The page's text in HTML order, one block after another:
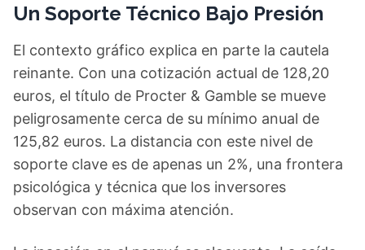
Un Soporte Técnico Bajo Presión
El contexto gráfico explica en parte la cautela
reinante. Con una cotización actual de 128,20
euros, el título de Procter & Gamble se mueve
peligrosamente cerca de su mínimo anual de
125,82 euros. La distancia con este nivel de
soporte clave es de apenas un 2%, una frontera
psicológica y técnica que los inversores
observan con máxima atención.